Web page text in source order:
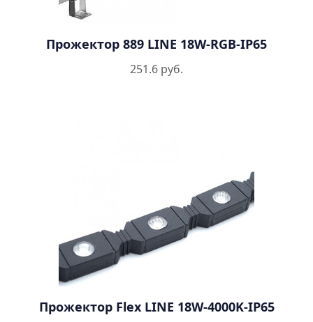
Прожектор 889 LINE 18W-RGB-IP65
251.6 руб.
Прожектор Flex LINE 18W-4000K-IP65